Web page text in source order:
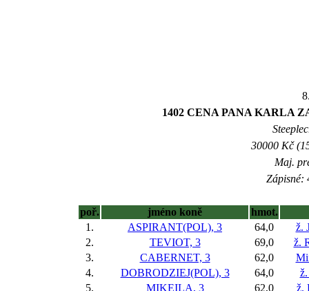
1402 CENA PANA KARLA
30000 Kč
Maj.
Zápisné:
poř. jméno koně
hmot.
1.
ASPIRANT(POL), 3 64,0
ž.
2.
TEVIOT, 3 69,0
ž.
3.
CABERNET, 3 62,0
4.
DOBRODZIEJ(POL), 3 64,0
5.
MIKEILA, 3 62,0
ž.